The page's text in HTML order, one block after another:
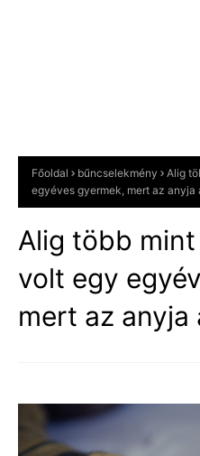
Főoldal bűncselekmény
Alig
egyéves gyermek, mert az anyja
Alig több
volt egy
mert az anyja